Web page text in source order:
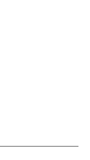
va a